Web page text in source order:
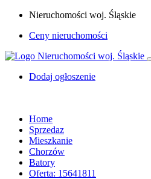
Nieruchomości woj. Śląskie
Ceny nieruchomości
Dodaj ogłoszenie
Home
Sprzedaz
Mieszkanie
Chorzów
Batory
Oferta: 15641811